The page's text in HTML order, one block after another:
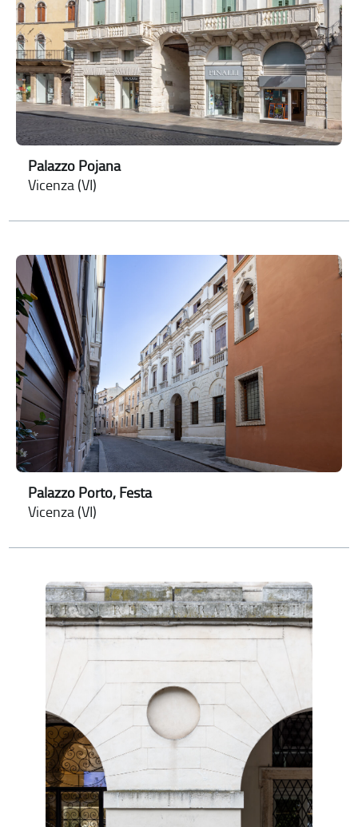
Palazzo Pojana
Vicenza (VI)
Palazzo Porto, Festa
Vicenza (VI)